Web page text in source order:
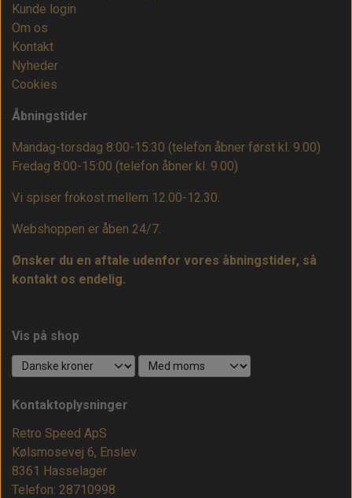
Kunde login
Om os
Kontakt
Nyheder
Cookies
Åbningstider
Mandag-torsdag 8:00-15:30 (telefon åbner først kl. 9.00)
Fredag 8:00-15:00 (telefon åbner kl. 9.00)
Vi spiser frokost mellem 12.00-12.30.
Webshoppen er åben 24/7.
Ønsker du en aftale udenfor vores åbningstider, så
kontakt os endelig.
Vis på shop
Kontaktoplysninger
Retro Speed ApS
Kølsmosevej 6, Enslev
8361 Hasselager
Telefon: 28710998